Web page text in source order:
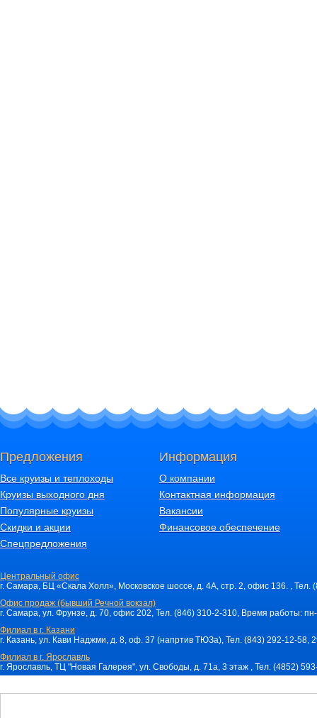
Предложения
Все круизы и теплоходы
Круизы выходного дня
Популярные круизы
Скидки и акции
Спецпредложения
Информация
О компании
Контактная информация
Вакансии
Финансовое обеспечение
Центральный офис
г. Самара, БЦ «Скала Холл», Московское шоссе, д. 4А, стр. 2, офис 136. ,
Офис продаж (бывший Речной вокзал)
г. Самара, ул. Фрунзе, д. 70, офис 202, Тел. (846) 310-2-310, Время работы:
Филиал в г. Казани
г. Казань, ул. Кави Наджми, д. 8, оф. 37 (напртив ТЮЗа), Тел. (843) 292-12-
Филиал в г. Ярославль
г. Ярославль, ТЦ "Новая Галерея", ул. Свободы, д. 71a, 3 этаж , Тел. (4852)